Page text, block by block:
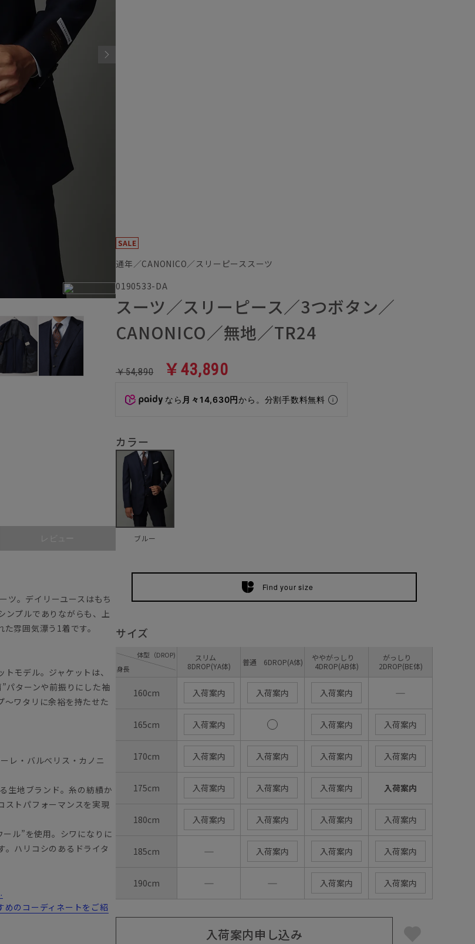
レビュー
ツ。デイリーユースはもち
プルでありながらも、上
雰囲気漂う1着です。
モデル。ジャケットは、
パターンや前振りにした袖
～ワタリに余裕を持たせた
レ・バルべリス・カノニ
生地ブランド。糸の紡績か
ストパフォーマンスを実現
ル”を使用。シワになりに
。ハリコシのあるドライタ
のコーディネートをご紹
通年／CANONICO／スリーピーススーツ
0190533-DA
スーツ／スリーピース／3つボタン／
CANONICO／無地／TR24
￥54,890 ￥43,890
なら 月々14,630円から。分割手数料無料
カラー
ブルー
Find your size
サイズ
身長
体型（DROP)
スリム
8DROP(YA体)
普通 6DROP(A体)
ややがっしり
4DROP(AB体)
がっしり
2DROP(BE体)
160cm 入荷案内 入荷案内 入荷案内 ―
165cm 入荷案内 入荷案内 入荷案内
170cm 入荷案内 入荷案内 入荷案内 入荷案内
175cm 入荷案内 入荷案内 入荷案内 入荷案内
180cm 入荷案内 入荷案内 入荷案内 入荷案内
185cm ― 入荷案内 入荷案内 入荷案内
190cm ― ― 入荷案内 入荷案内
入荷案内申し込み